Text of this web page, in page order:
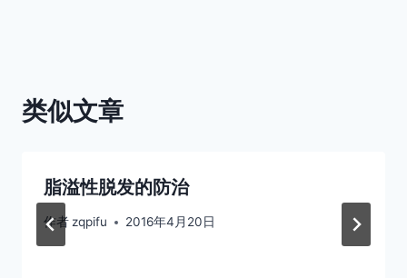
类似文章
脂溢性脱发的防治
作者zqpifu 2016年4月20日